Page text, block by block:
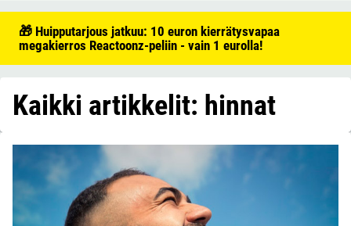
🎁 Huipputarjous jatkuu: 10 euron kierrätysvapaa
megakierros Reactoonz-peliin - vain 1 eurolla!
Kaikki artikkelit: hinnat